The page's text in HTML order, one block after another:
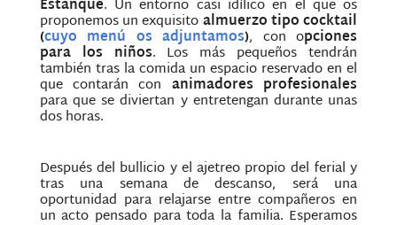
Estanque. Un entorno casi idílico en el que os
proponemos un exquisitoalmuerzo tipo cocktail
(cuyo menú os adjuntamos), con opciones
para los niños. Los más pequeños tendrán
también tras la comida un espacio reservado en el
que contarán con animadores profesionales
para que se diviertan y entretengan durante unas
dos horas.
Después del bullicio y el ajetreo propio del ferial y
tras una semana de descanso, será una
oportunidad para relajarse entre compañeros en
un acto pensado para toda la familia. Esperamos